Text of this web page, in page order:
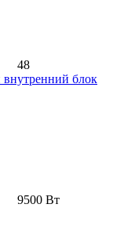
48
блок
9500 Вт